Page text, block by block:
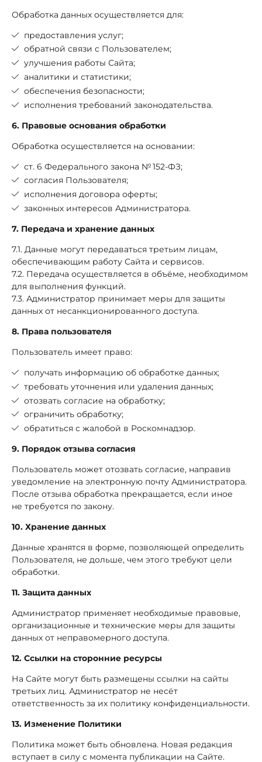
Обработка данных осуществляется для:
предоставления услуг;
обратной связи с Пользователем;
улучшения работы Сайта;
аналитики и статистики;
обеспечения безопасности;
исполнения требований законодательства.
6. Правовые основания обработки
Обработка осуществляется на основании:
ст. 6 Федерального закона № 152-ФЗ;
согласия Пользователя;
исполнения договора оферты;
законных интересов Администратора.
7. Передача и хранение данных
7.1. Данные могут передаваться третьим лицам,
обеспечивающим работу Сайта и сервисов.
7.2. Передача осуществляется в объёме, необходимом
для выполнения функций.
7.3. Администратор принимает меры для защиты
данных от несанкционированного доступа.
8. Права пользователя
Пользователь имеет право:
получать информацию об обработке данных;
требовать уточнения или удаления данных;
отозвать согласие на обработку;
ограничить обработку;
обратиться с жалобой в Роскомнадзор.
9. Порядок отзыва согласия
Пользователь может отозвать согласие, направив
уведомление на электронную почту Администратора.
После отзыва обработка прекращается, если иное
не требуется по закону.
10. Хранение данных
Данные хранятся в форме, позволяющей определить
Пользователя, не дольше, чем этого требуют цели
обработки.
11. Защита данных
Администратор применяет необходимые правовые,
организационные и технические меры для защиты
данных от неправомерного доступа.
12. Ссылки на сторонние ресурсы
На Сайте могут быть размещены ссылки на сайты
третьих лиц. Администратор не несёт
ответственность за их политику конфиденциальности.
13. Изменение Политики
Политика может быть обновлена. Новая редакция
вступает в силу с момента публикации на Сайте.